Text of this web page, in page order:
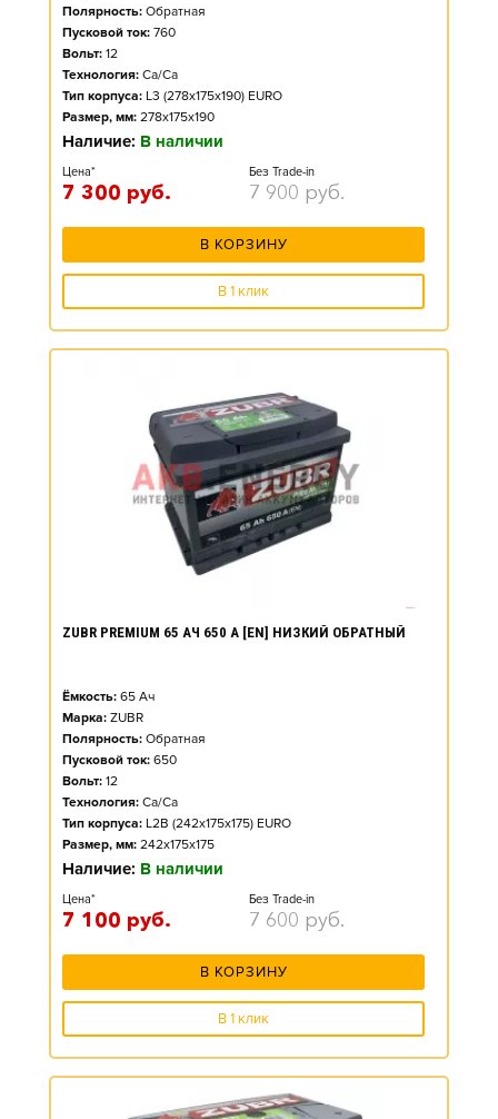
Полярность: Обратная
Пусковой ток: 760
Вольт: 12
Технология: Ca/Ca
Тип корпуса: L3 (278x175x190) EURO
Размер, мм: 278x175x190
Наличие: В наличии
Цена*
7 300 руб.
Без Trade-in
7 900 руб.
В КОРЗИНУ
В 1 клик
ZUBR PREMIUM 65 АЧ 650 А [EN] НИЗКИЙ ОБРАТНЫЙ
Ёмкость: 65 Ач
Марка: ZUBR
Полярность: Обратная
Пусковой ток: 650
Вольт: 12
Технология: Ca/Ca
Тип корпуса: L2B (242x175x175) EURO
Размер, мм: 242x175x175
Наличие: В наличии
Цена*
7 100 руб.
Без Trade-in
7 600 руб.
В КОРЗИНУ
В 1 клик